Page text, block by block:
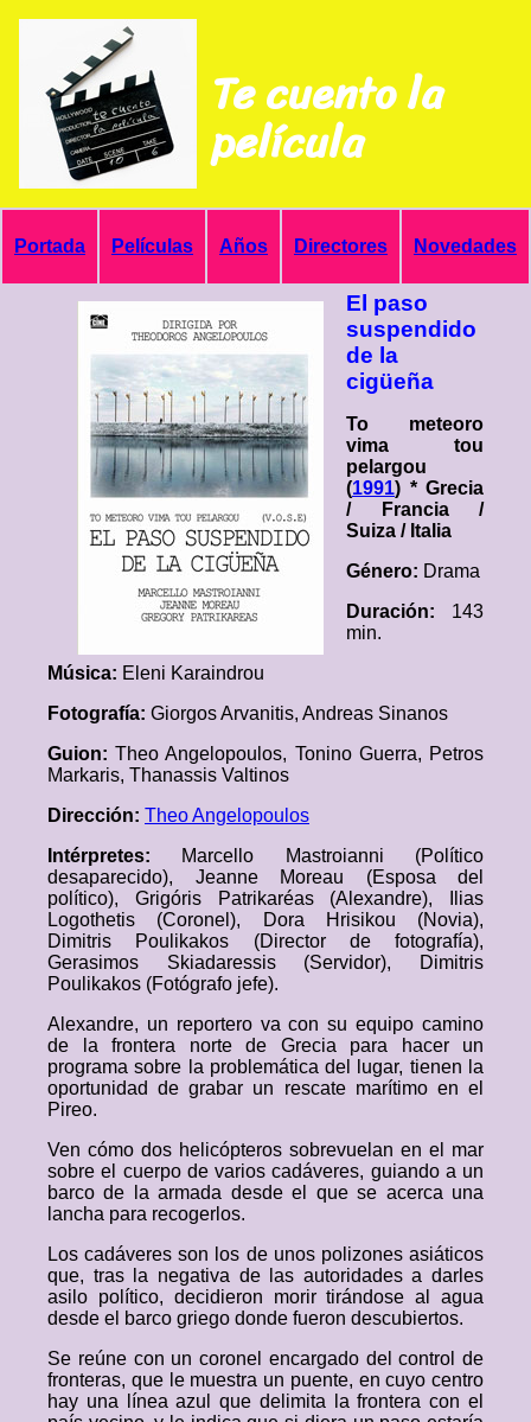
Te cuento la
película
Portada Películas Años Directores Novedades
El paso
suspendido
de la
cigüeña
To meteoro
vima tou
pelargou
(1991) * Grecia
/ Francia /
Suiza / Italia
Género: Drama
Duración: 143
min.
Música: Eleni Karaindrou
Fotografía: Giorgos Arvanitis, Andreas Sinanos
Guion:Theo Angelopoulos, Tonino Guerra, Petros
Markaris, Thanassis Valtinos
Dirección: Theo Angelopoulos
Intérpretes: Marcello Mastroianni (Político
desaparecido), Jeanne Moreau (Esposa del
político), Grigóris Patrikaréas (Alexandre), Ilias
Logothetis (Coronel), Dora Hrisikou (Novia),
Dimitris Poulikakos (Director de fotografía),
Gerasimos Skiadaressis (Servidor), Dimitris
Poulikakos (Fotógrafo jefe).
Alexandre, un reportero va con su equipo camino
de la frontera norte de Grecia para hacer un
programa sobre la problemática del lugar, tienen la
oportunidad de grabar un rescate marítimo en el
Pireo.
Ven cómo dos helicópteros sobrevuelan en el mar
sobre el cuerpo de varios cadáveres, guiando a un
barco de la armada desde el que se acerca una
lancha para recogerlos.
Los cadáveres son los de unos polizones asiáticos
que, tras la negativa de las autoridades a darles
asilo político, decidieron morir tirándose al agua
desde el barco griego donde fueron descubiertos.
Se reúne con un coronel encargado del control de
fronteras, que le muestra un puente, en cuyo centro
hay una línea azul que delimita la frontera con el